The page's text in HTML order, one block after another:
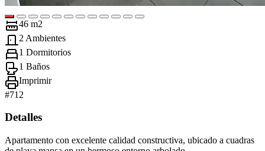
46 m2
2 Ambientes
1 Dormitorios
1 Baños
Imprimir
#712
Detalles
Apartamento con excelente calidad constructiva, ubicado a cuadras